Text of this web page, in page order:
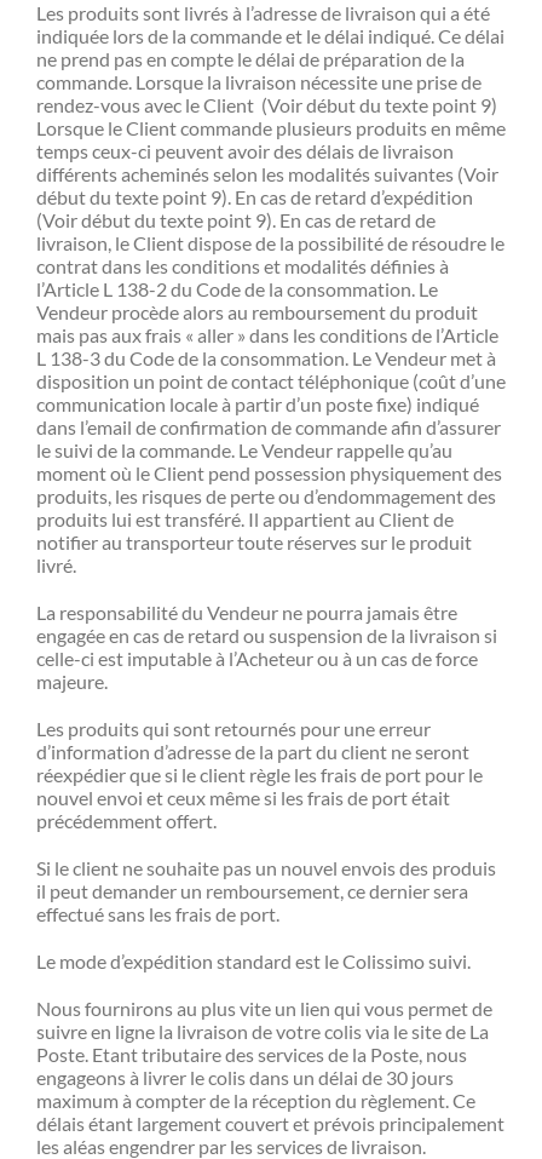
Les produits sont livrés à l’adresse de livraison qui a été
indiquée lors de la commande et le délai indiqué. Ce délai
ne prend pas en compte le délai de préparation de la
commande. Lorsque la livraison nécessite une prise de
rendez-vous avec le Client (Voir début du texte point 9)
Lorsque le Client commande plusieurs produits en même
temps ceux-ci peuvent avoir des délais de livraison
différents acheminés selon les modalités suivantes (Voir
début du texte point 9). En cas de retard d’expédition
(Voir début du texte point 9). En cas de retard de
livraison, le Client dispose de la possibilité de résoudre le
contrat dans les conditions et modalités définies à
l’Article L 138-2 du Code de la consommation. Le
Vendeur procède alors au remboursement du produit
mais pas aux frais « aller » dans les conditions de l’Article
L 138-3 du Code de la consommation. Le Vendeur met à
disposition un point de contact téléphonique (coût d’une
communication locale à partir d’un poste fixe) indiqué
dans l’email de confirmation de commande afin d’assurer
le suivi de la commande. Le Vendeur rappelle qu’au
moment où le Client pend possession physiquement des
produits, les risques de perte ou d’endommagement des
produits lui est transféré. Il appartient au Client de
notifier au transporteur toute réserves sur le produit
livré.
La responsabilité du Vendeur ne pourra jamais être
engagée en cas de retard ou suspension de la livraison si
celle-ci est imputable à l’Acheteur ou à un cas de force
majeure.
Les produits qui sont retournés pour une erreur
d’information d’adresse de la part du client ne seront
réexpédier que si le client règle les frais de port pour le
nouvel envoi et ceux même si les frais de port était
précédemment offert.
Si le client ne souhaite pas un nouvel envois des produis
il peut demander un remboursement, ce dernier sera
effectué sans les frais de port.
Le mode d’expédition standard est le Colissimo suivi.
Nous fournirons au plus vite un lien qui vous permet de
suivre en ligne la livraison de votre colis via le site de La
Poste. Etant tributaire des services de la Poste, nous
engageons à livrer le colis dans un délai de 30 jours
maximum à compter de la réception du règlement. Ce
délais étant largement couvert et prévois principalement
les aléas engendrer par les services de livraison.